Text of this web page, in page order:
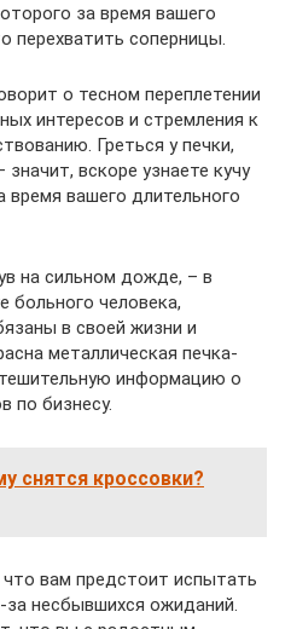
за время вашего
перехватить соперницы.
о тесном переплетении
интересов и стремления к
Греться у печки,
вскоре узнаете кучу
время вашего длительного
на сильном дожде, – в
больного человека,
в своей жизни и
металлическая печка-
информацию о
по бизнесу.
снятся кроссовки?
вам предстоит испытать
за несбывшихся ожиданий.